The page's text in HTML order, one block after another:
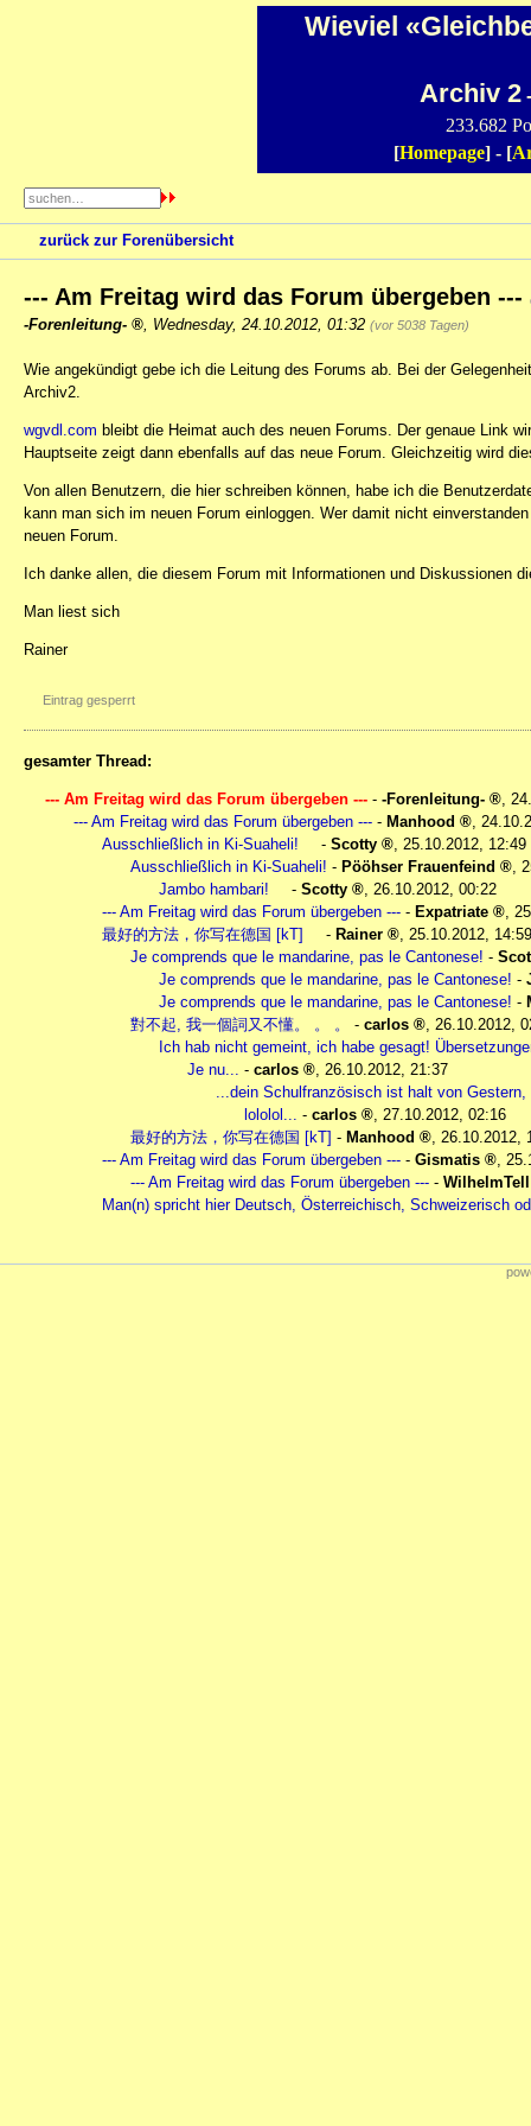
Wieviel
Archiv 2
233.682
[Homepage] - [
zurück zur Forenübersicht
--- Am Freitag wird das Forum übergeben ---
-Forenleitung- Wednesday, 24.10.2012, 01:32 (vor 5038 Tagen)
Wie angekündigt gebe ich die Leitung des Forums ab. Bei der
Archiv2.
wgvdl.com bleibt die Heimat auch des neuen Forums. Der genaue Link
Hauptseite zeigt dann ebenfalls auf das neue Forum. Gleichzeitig wird
Von allen Benutzern, die hier schreiben können, habe ich die
kann man sich im neuen Forum einloggen. Wer damit nicht
neuen Forum.
Ich danke allen, die diesem Forum mit Informationen und Diskussionen
Man liest sich
Rainer
Eintrag gesperrt
gesamter Thread:
--- Am Freitag wird das Forum übergeben --- - -Forenleitung- ,
--- Am Freitag wird das Forum übergeben --- - Manhood ,
Ausschließlich in Ki-Suaheli!
- Scotty , 25.10.2012, 12:49
Ausschließlich in Ki-Suaheli! - Pööhser Frauenfeind ,
Jambo hambari!
- Scotty , 26.10.2012, 00:22
--- Am Freitag wird das Forum übergeben --- - Expatriate ,
最好的方法，你写在德国 [kT]
- Rainer , 25.10.2012, 14:59
Je comprends que le mandarine, pas le Cantonese! -
Je comprends que le mandarine, pas le Cantonese! -
Je comprends que le mandarine, pas le Cantonese! -
對不起, 我一個詞又不懂。 。 。
- carlos , 26.10.2012,
Ich hab nicht gemeint, ich habe gesagt!
Je nu... - carlos , 26.10.2012, 21:37
...dein Schulfranzösisch ist halt von
lololol... - carlos , 27.10.2012, 02:16
最好的方法，你写在德国 [kT] - Manhood , 26.10.2012,
--- Am Freitag wird das Forum übergeben --- - Gismatis ,
--- Am Freitag wird das Forum übergeben --- - WilhelmTell
Man(n) spricht hier Deutsch, Österreichisch, Schweizerisch